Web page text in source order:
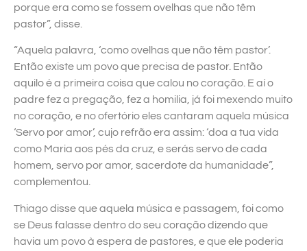
porque era como se fossem ovelhas que não têm
pastor”, disse.
“Aquela palavra, ‘como ovelhas que não têm pastor’.
Então existe um povo que precisa de pastor. Então
aquilo é a primeira coisa que calou no coração. E aí o
padre fez a pregação, fez a homilia, já foi mexendo muito
no coração, e no ofertório eles cantaram aquela música
‘Servo por amor’, cujo refrão era assim: ‘doa a tua vida
como Maria aos pés da cruz, e serás servo de cada
homem, servo por amor, sacerdote da humanidade”,
complementou.
Thiago disse que aquela música e passagem, foi como
se Deus falasse dentro do seu coração dizendo que
havia um povo à espera de pastores, e que ele poderia